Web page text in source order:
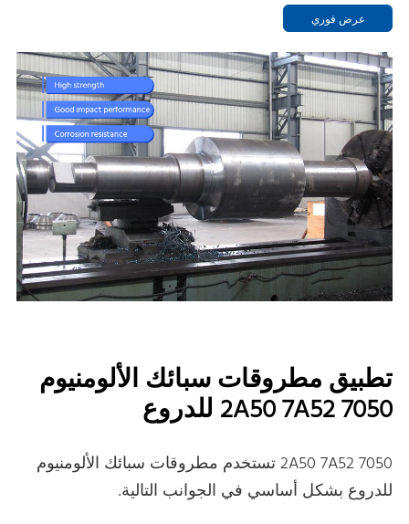
عرض فوري
تطبيق مطروقات سبائك الألومنيوم
2A50 7A52 7050 للدروع
2A50 7A52 7050 تستخدم مطروقات سبائك الألومنيوم
للدروع بشكل أساسي في الجوانب التالية.